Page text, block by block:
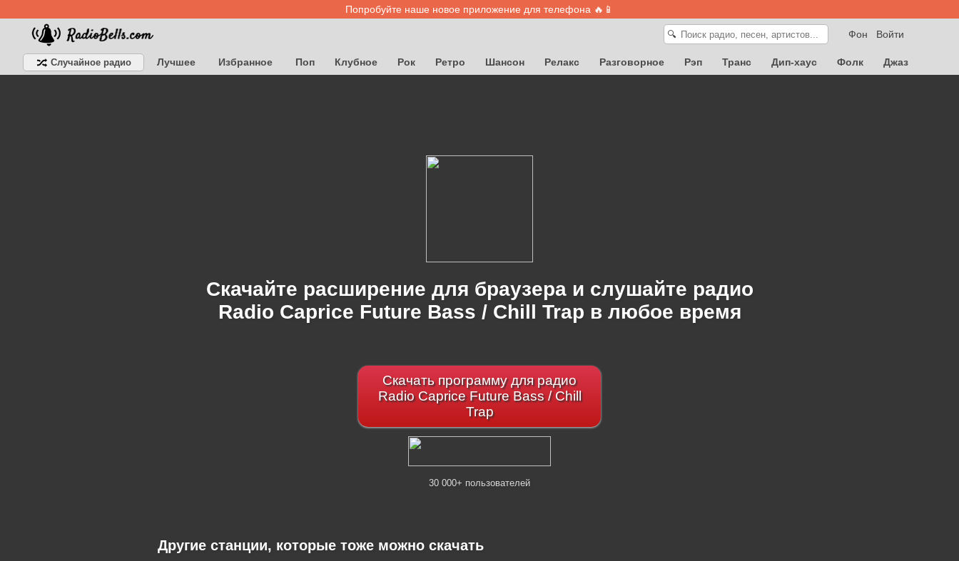
Попробуйте наше новое приложение для телефона 🔥📱
Войти
Фон
🔍
Случайное радио Лучшее Избранное Поп Клубное Рок Ретро Шансон Релакс Разговорное Рэп Транс Дип-хаус Фолк
Джаз
Скачайте расширение для браузера и слушайте радио
Radio Caprice Future Bass / Chill Trap в любое время
Скачать программу для радио
Radio Caprice Future Bass / Chill
Trap
30 000+ пользователей
Другие станции, которые тоже можно скачать